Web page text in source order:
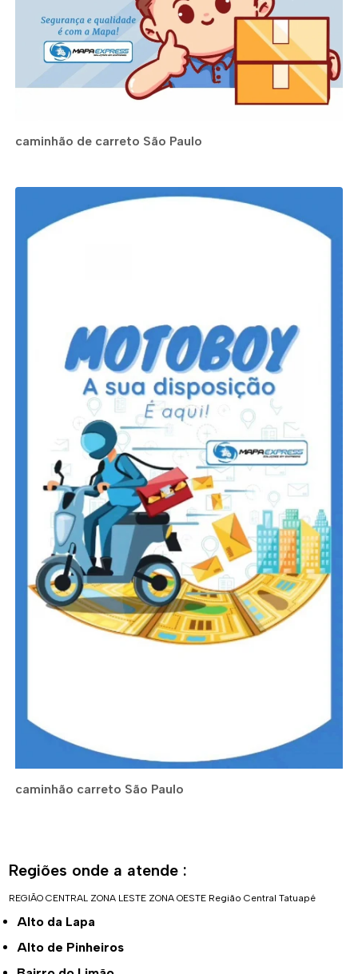
caminhão de carreto São Paulo
caminhão carreto São Paulo
Regiões onde a atende :
REGIÃO CENTRAL ZONA LESTE ZONA OESTE Região Central Tatuapé
Alto da Lapa
Alto de Pinheiros